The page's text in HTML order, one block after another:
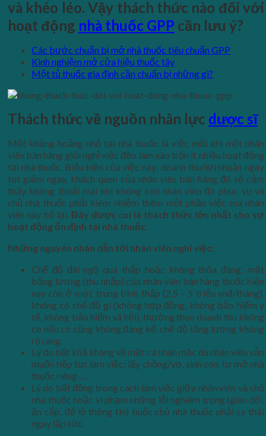
và khéo léo. Vậy thách thức nào đối với
hoạt động nhà thuốc GPP cần lưu ý?
Các bước chuẩn bị mở nhà thuốc tiêu chuẩn GPP
Kinh nghiệm mở cửa hiệu thuốc tây
Một tủ thuốc gia đình cần chuẩn bị những gì?
Thách thức về nguồn nhân lực dược sĩ
Một khủng hoảng nhỏ tại nhà thuốc là việc mỗi khi một nhân
viên bán hàng giỏi nghỉ việc đều làm xáo trộn ít nhiều hoạt động
tại nhà thuốc. Biểu hiện của việc này: doanh thu/lợi nhuận ngày
tụt giảm ngay, khách quen của nhân viên bán hàng đó sẽ cảm
thấy không thoải mái khi không còn nhân viên đó phục vụ và
chủ nhà thuốc phải kiêm nhiệm thêm một phần việc mà nhân
viên này bỏ lại. Đây được coi là thách thức lớn nhất cho sự
hoạt động ổn định tại nhà thuốc.
Những nguyên nhân dẫn tới nhân viên nghỉ việc:
Chế độ đãi ngộ quá thấp hoặc không thỏa đáng: mặt
bằng lương (thu nhập) của nhân viên bán hàng thuốc hiện
nay còn ở mức trung bình thấp (2,5 – 5 triệu vnđ/tháng),
không có chế độ gì (không hợp đồng, không bảo hiểm y
tế, không bảo hiểm xã hội), thưởng theo doanh thu không
có nếu có cũng không đáng kể, chế độ tăng lương không
rõ ràng.
Lý do bất khả kháng về mặt cá nhân mặc dù nhân viên vẫn
muốn tiếp tục làm việc: lấy chồng/vợ, sinh con, tự mở nhà
thuốc riêng …
Lý do bất đồng trong cách làm việc giữa nhân viên và chủ
nhà thuốc hoặc vi phạm những lỗi nghiêm trọng (gian dối,
ăn cắp, để lộ thông tin) buộc chủ nhà thuốc phải sa thải
ngay lập tức.